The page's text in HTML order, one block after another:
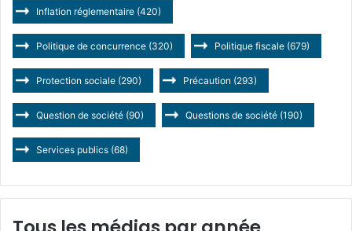
Inflation réglementaire (420)
Politique de concurrence (320) Politique fiscale (679)
Protection sociale (290) Précaution (293)
Question de société (90) Questions de société (190)
Services publics (68)